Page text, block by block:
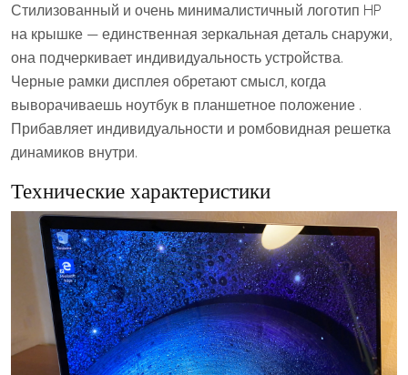
Стилизованный и очень минималистичный логотип HP
на крышке — единственная зеркальная деталь снаружи,
она подчеркивает индивидуальность устройства.
Черные рамки дисплея обретают смысл, когда
выворачиваешь ноутбук в планшетное положение .
Прибавляет индивидуальности и ромбовидная решетка
динамиков внутри.
Технические характеристики